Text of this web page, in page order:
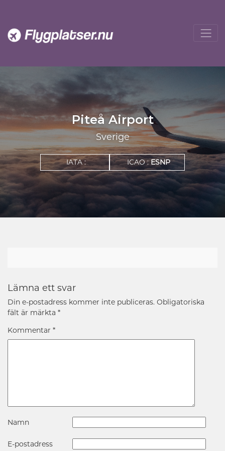
Piteå Airport
Sverige
IATA : ICAO :ESNP
Lämna ett svar
Din e-postadress kommer inte publiceras. Obligatoriska
fält är märkta *
Kommentar *
Namn
E-postadress